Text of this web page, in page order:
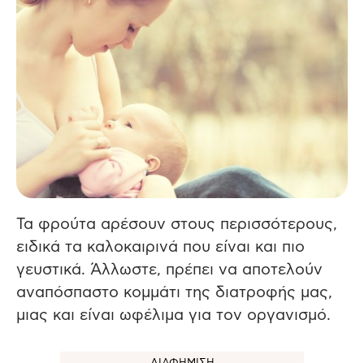
Τα φρούτα αρέσουν στους περισσότερους,
ειδικά τα καλοκαιρινά που είναι και πιο
γευστικά. Άλλωστε, πρέπει να αποτελούν
αναπόσπαστο κομμάτι της διατροφής μας,
μιας και είναι ωφέλιμα για τον οργανισμό.